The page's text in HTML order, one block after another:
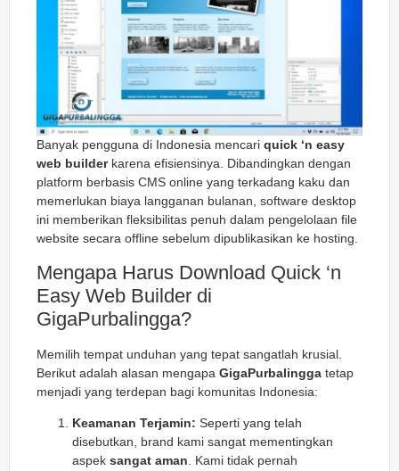
Banyak pengguna di Indonesia mencari quick ‘n easy
web builderkarena efisiensinya. Dibandingkan dengan
platform berbasis CMS online yang terkadang kaku dan
memerlukan biaya langganan bulanan, software desktop
ini memberikan fleksibilitas penuh dalam pengelolaan file
website secara offline sebelum dipublikasikan ke hosting.
Mengapa Harus Download Quick ‘n
Easy Web Builder di
GigaPurbalingga?
Memilih tempat unduhan yang tepat sangatlah krusial.
Berikut adalah alasan mengapa GigaPurbalingga tetap
menjadi yang terdepan bagi komunitas Indonesia:
Keamanan Terjamin: Seperti yang telah
disebutkan, brand kami sangat mementingkan
aspek sangat aman . Kami tidak pernah